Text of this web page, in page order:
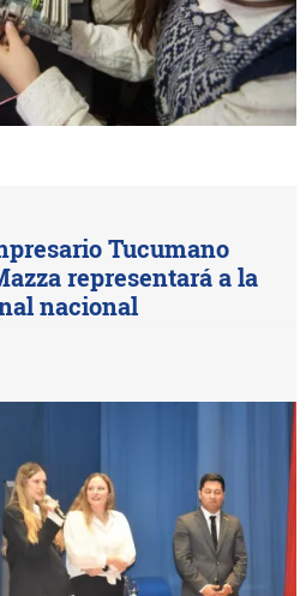
Tucumano
representará a la
nacional